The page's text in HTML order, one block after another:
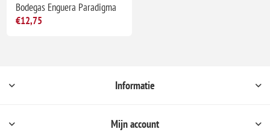
Bodegas Enguera Paradigma
€12,75
Informatie
Mijn account